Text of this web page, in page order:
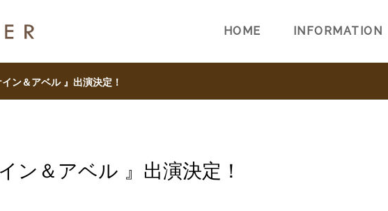
HOME INFORMATION
ン＆アベル 』出演決定！
ン＆アベル 』出演決定！